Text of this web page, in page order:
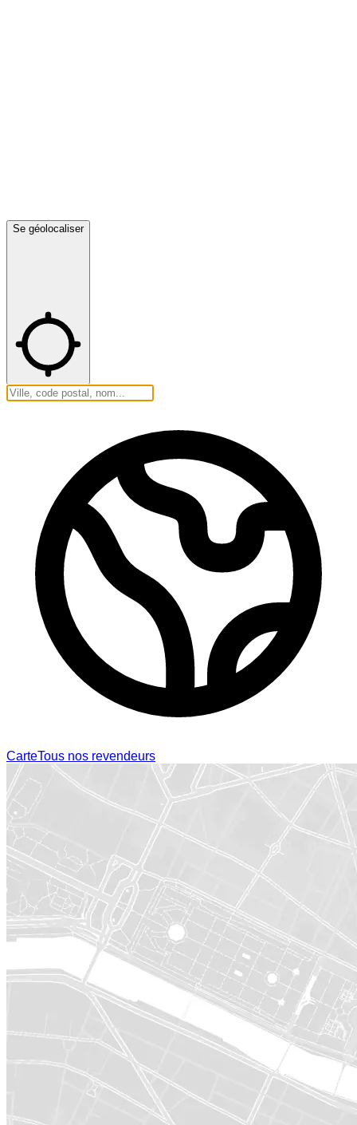
Se géolocaliser
CarteTous nos revendeurs